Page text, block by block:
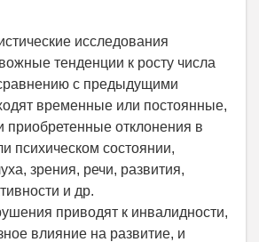
исследования
тенденции к росту числа
с предыдущими
временные или постоянные,
отклонения в
психическом состоянии,
зрения, речи, развития,
и др.
приводят к инвалидности,
влияние на развитие, и